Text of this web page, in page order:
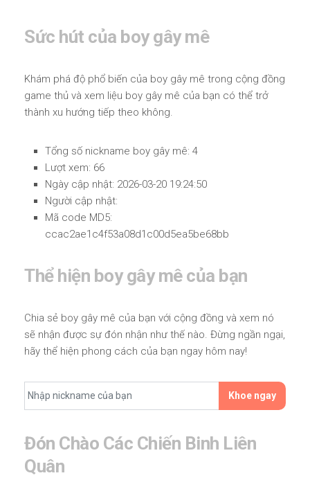
Sức hút của boy gây mê
Khám phá độ phổ biến của boy gây mê trong cộng đồng
game thủ và xem liệu boy gây mê của bạn có thể trở
thành xu hướng tiếp theo không.
Tổng số nickname boy gây mê: 4
Lượt xem: 66
Ngày cập nhật: 2026-03-20 19:24:50
Người cập nhật:
Mã code MD5:
ccac2ae1c4f53a08d1c00d5ea5be68bb
Thể hiện boy gây mê của bạn
Chia sẻ boy gây mê của bạn với cộng đồng và xem nó
sẽ nhận được sự đón nhận như thế nào. Đừng ngần ngại,
hãy thể hiện phong cách của bạn ngay hôm nay!
Khoe ngay
Đón Chào Các Chiến Binh Liên
Quân